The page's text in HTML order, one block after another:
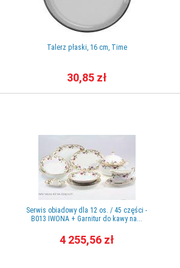
Talerz płaski, 16 cm, Time
30,85 zł
Serwis obiadowy dla 12 os. / 45 części -
B013 IWONA + Garnitur do kawy na...
4 255,56 zł